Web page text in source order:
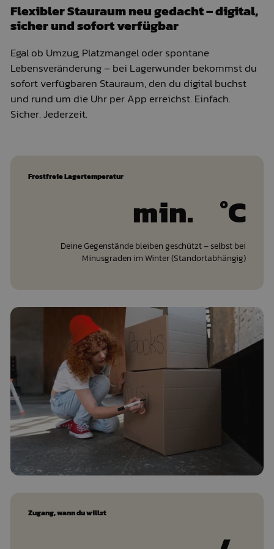
Flexibler Stauraum neu gedacht – digital,
sicher und sofort verfügbar
Egal ob Umzug, Platzmangel oder spontane
Lebensveränderung – bei Lagerwunder bekommst du
sofort verfügbaren Stauraum, den du digital buchst
und rund um die Uhr per App erreichst. Einfach.
Sicher. Jederzeit.
Frostfreie Lagertemperatur
min. °C
Deine Gegenstände bleiben geschützt – selbst bei
Minusgraden im Winter (Standortabhängig)
Zugang, wann du willst